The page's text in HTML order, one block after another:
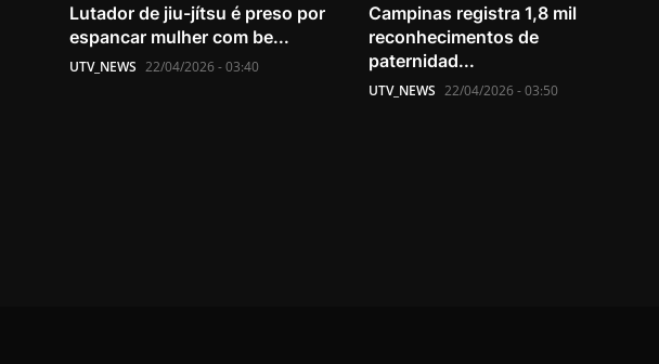
Lutador de jiu-jítsu é preso por
espancar mulher com be...
UTV_NEWS 22/04/2026 - 03:40
Campinas registra 1,8 mil
reconhecimentos de
paternidad...
UTV_NEWS 22/04/2026 - 03:50